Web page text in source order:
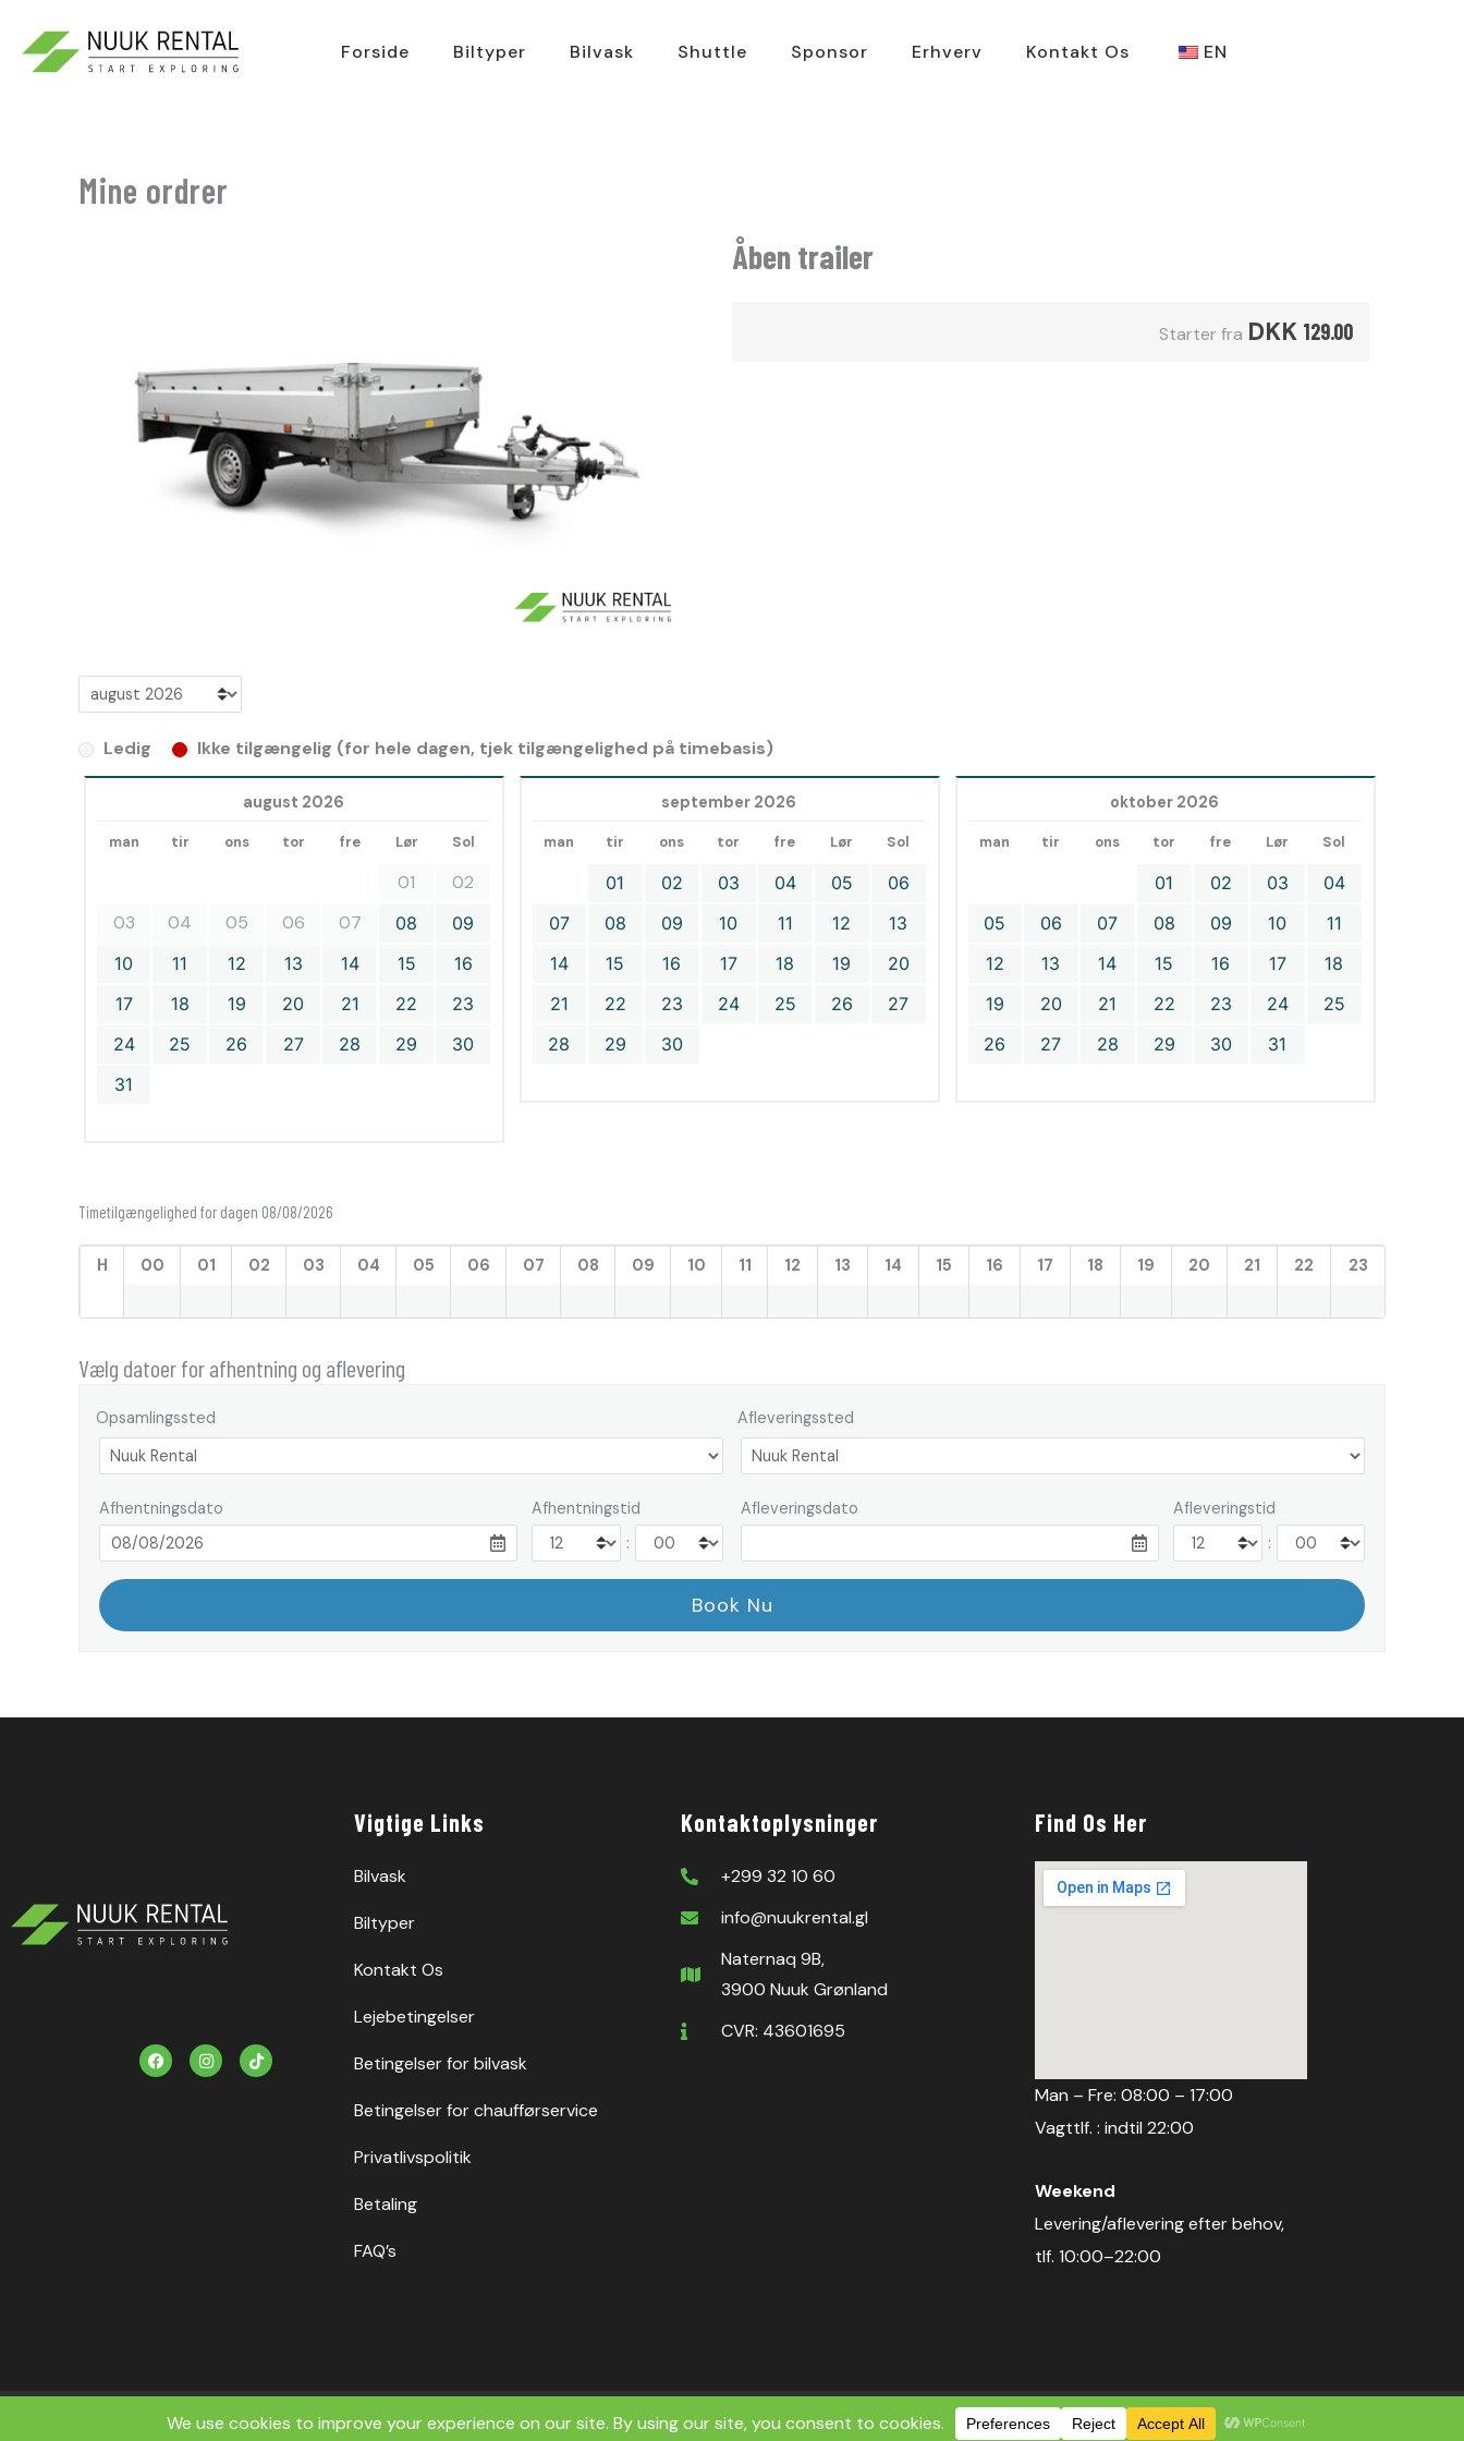
Forside Biltyper Bilvask Shuttle Sponsor Erhverv Kontakt Os EN
Mine ordrer
Åben trailer
Starter fra DKK 129.00
Ledig Ikke tilgængelig (for hele dagen, tjek tilgængelighed på timebasis)
august 2026
man tir ons tor fre Lør Sol
01
02
03
04 05 06 07 08
09
10
11 12 13 14 15
16
17
18 19 20 21 22
23
24
25 26 27 28 29
30
31
september 2026
man tir ons tor fre Lør Sol
01 02 03 04 05
06
07
08 09 10 11 12
13
14
15 16 17 18 19
20
21
22 23 24 25 26
27
28
29 30
oktober 2026
man tir ons tor fre Lør Sol
01 02 03
04
05
06 07 08 09 10
11
12
13 14 15 16 17
18
19
20 21 22 23 24
25
26
27 28 29 30 31
Timetilgængelighed for dagen 08/08/2026
H 00 01 02 03 04 05 06 07 08 09 10 11 12 13 14 15 16 17 18 19 20 21 22 23
Vælg datoer for afhentning og aflevering
Opsamlingssted Afleveringssted
Afhentningsdato Afhentningstid
:
Afleveringsdato Afleveringstid
:
F
a
c
I
n
s
T
i
k
Vigtige Links
Bilvask
Biltyper
Kontakt Os
Lejebetingelser
Betingelser for bilvask
Betingelser for chaufførservice
Privatlivspolitik
Betaling
FAQ’s
Kontaktoplysninger
+299 32 10 60
info@nuukrental.gl
Naternaq 9B,
3900 Nuuk Grønland
CVR: 43601695
Find Os Her
Man – Fre: 08:00 – 17:00
Vagttlf. : indtil 22:00
Weekend
Levering/aflevering efter behov,
tlf. 10:00–22:00
Copyright ©2026 Nuuk Rental ApS | All Rights Reserved.